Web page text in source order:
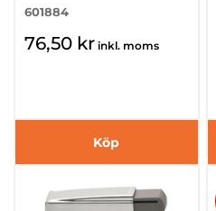
601884
76,50 kr inkl. moms
Köp